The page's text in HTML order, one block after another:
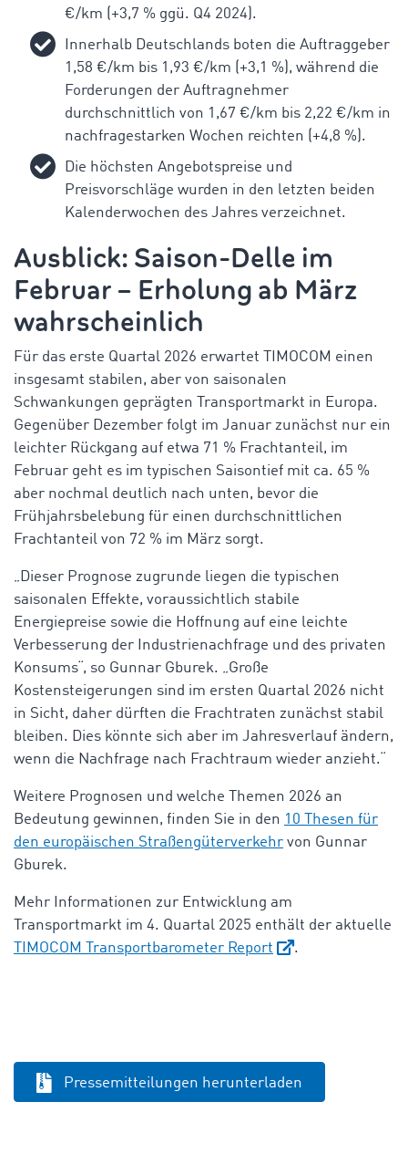
€/km (+3,7 % ggü. Q4 2024).
Innerhalb Deutschlands boten die Auftraggeber
1,58 €/km bis 1,93 €/km (+3,1 %), während die
Forderungen der Auftragnehmer
durchschnittlich von 1,67 €/km bis 2,22 €/km in
nachfragestarken Wochen reichten (+4,8 %).
Die höchsten Angebotspreise und
Preisvorschläge wurden in den letzten beiden
Kalenderwochen des Jahres verzeichnet.
Ausblick: Saison-Delle im
Februar – Erholung ab März
wahrscheinlich
Für das erste Quartal 2026 erwartet TIMOCOM einen
insgesamt stabilen, aber von saisonalen
Schwankungen geprägten Transportmarkt in Europa.
Gegenüber Dezember folgt im Januar zunächst nur ein
leichter Rückgang auf etwa 71 % Frachtanteil, im
Februar geht es im typischen Saisontief mit ca. 65 %
aber nochmal deutlich nach unten, bevor die
Frühjahrsbelebung für einen durchschnittlichen
Frachtanteil von 72 % im März sorgt.
„Dieser Prognose zugrunde liegen die typischen
saisonalen Effekte, voraussichtlich stabile
Energiepreise sowie die Hoffnung auf eine leichte
Verbesserung der Industrienachfrage und des privaten
Konsums“, so Gunnar Gburek. „Große
Kostensteigerungen sind im ersten Quartal 2026 nicht
in Sicht, daher dürften die Frachtraten zunächst stabil
bleiben. Dies könnte sich aber im Jahresverlauf ändern,
wenn die Nachfrage nach Frachtraum wieder anzieht.“
Weitere Prognosen und welche Themen 2026 an
Bedeutung gewinnen, finden Sie in den 10 Thesen für
den europäischen Straßengüterverkehr von Gunnar
Gburek.
Mehr Informationen zur Entwicklung am
Transportmarkt im 4. Quartal 2025 enthält der aktuelle
TIMOCOM Transportbarometer Report
.
Pressemitteilungen herunterladen